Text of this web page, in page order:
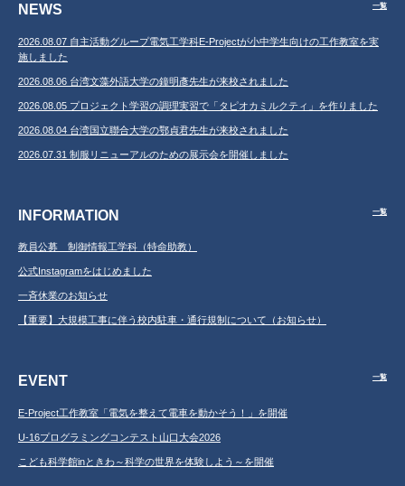
NEWS 一覧
2026.08.07 自主活動グループ電気工学科E-Projectが小中学生向けの工作教室を実
施しました
2026.08.06 台湾文藻外語大学の鐘明彥先生が来校されました
2026.08.05 プロジェクト学習の調理実習で「タピオカミルクティ」を作りました
2026.08.04 台湾国立聯合大学の鄂貞君先生が来校されました
2026.07.31 制服リニューアルのための展示会を開催しました
INFORMATION 一覧
教員公募 制御情報工学科（特命助教）
公式Instagramをはじめました
一斉休業のお知らせ
【重要】大規模工事に伴う校内駐車・通行規制について（お知らせ）
EVENT 一覧
E-Project工作教室「電気を整えて電車を動かそう！」を開催
U-16プログラミングコンテスト山口大会2026
こども科学館inときわ～科学の世界を体験しよう～を開催